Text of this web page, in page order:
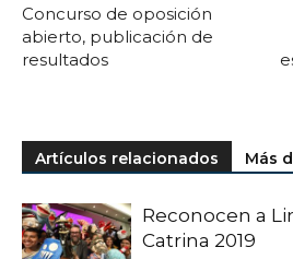
Concurso de oposición
abierto, publicación de
resultados
Artículos relacionados Más
Reconocen a
Catrina 2019